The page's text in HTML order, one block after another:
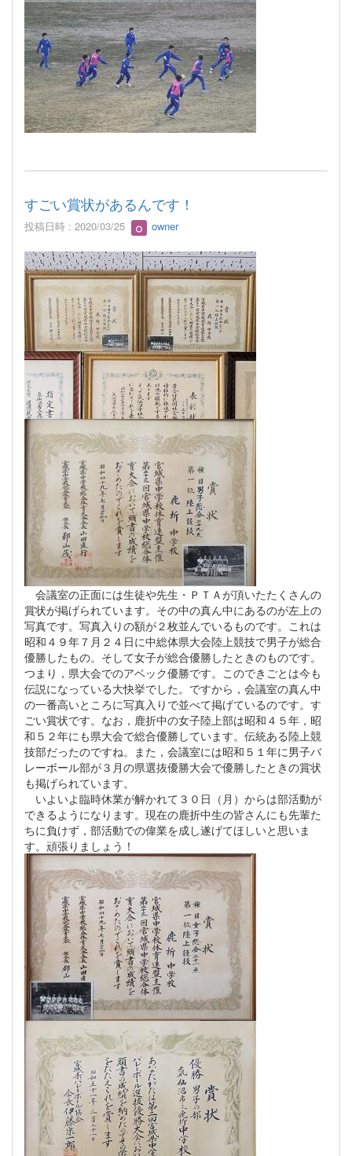
すごい賞状があるんです！
投稿日時 : 2020/03/25 owner
会議室の正面には生徒や先生・ＰＴＡが頂いたたくさんの
賞状が掲げられています。その中の真ん中にあるのが左上の
写真です。写真入りの額が２枚並んでいるものです。これは
昭和４９年７月２４日に中総体県大会陸上競技で男子が総合
優勝したもの。そして女子が総合優勝したときのものです。
つまり，県大会でのアベック優勝です。このできごとは今も
伝説になっている大快挙でした。ですから，会議室の真ん中
の一番高いところに写真入りで並べて掲げているのです。す
ごい賞状です。なお，鹿折中の女子陸上部は昭和４５年，昭
和５２年にも県大会で総合優勝しています。伝統ある陸上競
技部だったのですね。また，会議室には昭和５１年に男子バ
レーボール部が３月の県選抜優勝大会で優勝したときの賞状
も掲げられています。
いよいよ臨時休業が解かれて３０日（月）からは部活動が
できるようになります。現在の鹿折中生の皆さんにも先輩た
ちに負けず，部活動での偉業を成し遂げてほしいと思いま
す。頑張りましょう！